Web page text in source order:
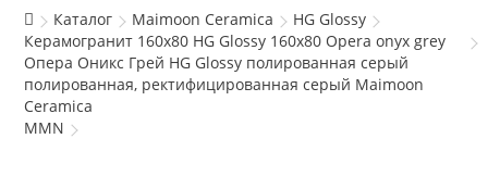
Каталог Maimoon Ceramica
HG Glossy
Керамогранит 160x80 HG Glossy 160x80 Opera onyx grey
Опера Оникс Грей HG Glossy полированная серый
полированная, ректифицированная серый Maimoon
Ceramica
MMN